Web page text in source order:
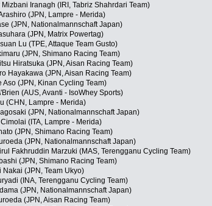
Iranagh (IRI, Tabriz Shahrdari Team)
(JPN, Lampre - Merida)
(JPN, Nationalmannschaft Japan)
(JPN, Matrix Powertag)
Lu (TPE, Attaque Team Gusto)
(JPN, Shimano Racing Team)
Hiratsuka (JPN, Aisan Racing Team)
Hayakawa (JPN, Aisan Racing Team)
Aso (JPN, Kinan Cycling Team)
(AUS, Avanti - IsoWhey Sports)
(CHN, Lampre - Merida)
(JPN, Nationalmannschaft Japan)
(ITA, Lampre - Merida)
(JPN, Shimano Racing Team)
(JPN, Nationalmannschaft Japan)
Fakhruddin Marzuki (MAS, Terengganu Cycling Team)
(JPN, Shimano Racing Team)
Nakai (JPN, Team Ukyo)
(INA, Terengganu Cycling Team)
(JPN, Nationalmannschaft Japan)
(JPN, Aisan Racing Team)